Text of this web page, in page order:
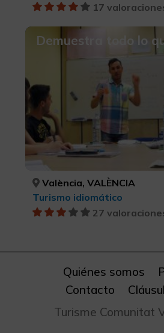
17
Demuestra todo lo
València, VALÈNCIA
Turismo idiomático
27
Quiénes somos
Contacto
Turisme Comunitat